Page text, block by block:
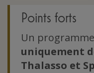
Points forts
Un
uniquement
Thalasso et